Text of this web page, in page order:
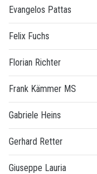
Evangelos Pattas
Felix Fuchs
Florian Richter
Frank Kämmer MS
Gabriele Heins
Gerhard Retter
Giuseppe Lauria